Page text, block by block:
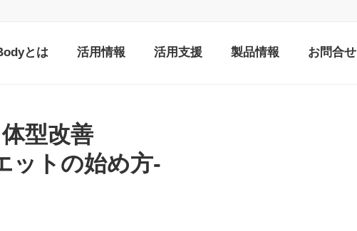
とは 活用情報 活用支援 製品情報 お問合せ
体型改善
ットの始め方-